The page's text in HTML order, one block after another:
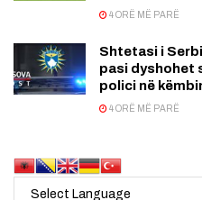
4 ORË MË PARË
Shtetasi i
pasi dyshohet
polici në
4 ORË MË PARË